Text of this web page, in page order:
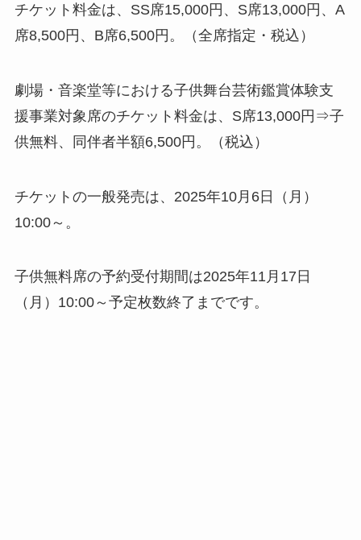
チケット料金は、SS席15,000円、S席13,000円、A
席8,500円、B席6,500円。（全席指定・税込）
劇場・音楽堂等における子供舞台芸術鑑賞体験支
援事業対象席のチケット料金は、S席13,000円⇒子
供無料、同伴者半額6,500円。（税込）
チケットの一般発売は、2025年10月6日（月）
10:00～。
子供無料席の予約受付期間は2025年11月17日
（月）10:00～予定枚数終了までです。